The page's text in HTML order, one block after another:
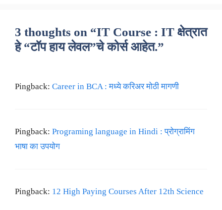
3 thoughts on “IT Course : IT क्षेत्रात
हे “टॉप हाय लेवल”चे कोर्स आहेत.”
Pingback: Career in BCA : मध्ये करिअर मोठी मागणी
Pingback: Programing language in Hindi : प्रोग्रामिंग
भाषा का उपयोग
Pingback: 12 High Paying Courses After 12th Science